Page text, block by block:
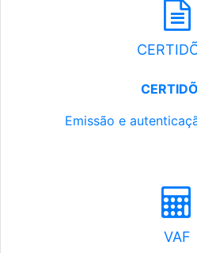
Emissão e
VAF